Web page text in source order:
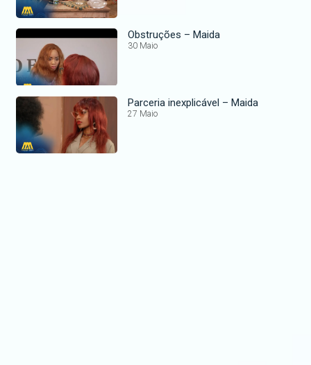
Obstruções – Maida
30 Maio
Parceria inexplicável – Maida
27 Maio